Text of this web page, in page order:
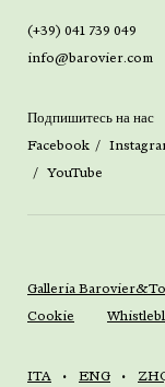
(+39) 041 739 049
info@barovier.com
Подпишитесь на нас
Facebook
YouTube
Galleria
Cookie
ITA ENG